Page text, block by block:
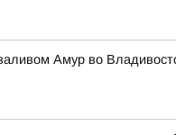
Амур во